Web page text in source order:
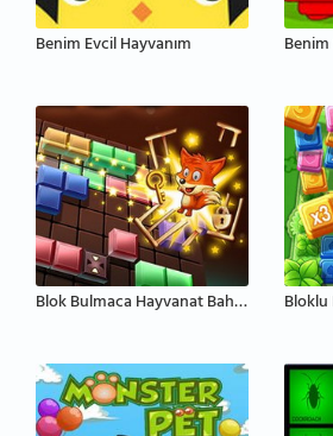
Benim Evcil Hayvanım
Blok Bulmaca Hayvanat Bahçesi